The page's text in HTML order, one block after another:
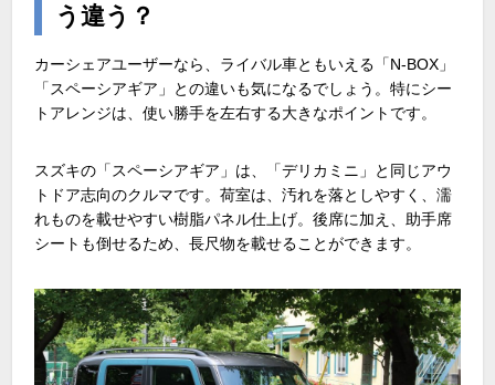
う違う？
カーシェアユーザーなら、ライバル車ともいえる「N-BOX」
「スペーシアギア」との違いも気になるでしょう。特にシー
トアレンジは、使い勝手を左右する大きなポイントです。
スズキの「スペーシアギア」は、「デリカミニ」と同じアウ
トドア志向のクルマです。荷室は、汚れを落としやすく、濡
れものを載せやすい樹脂パネル仕上げ。後席に加え、助手席
シートも倒せるため、長尺物を載せることができます。